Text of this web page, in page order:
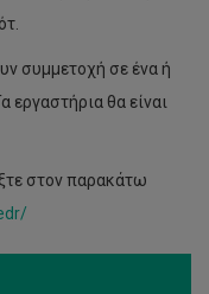
συμμετοχή σε ένα ή
θα είναι
στον παρακάτω